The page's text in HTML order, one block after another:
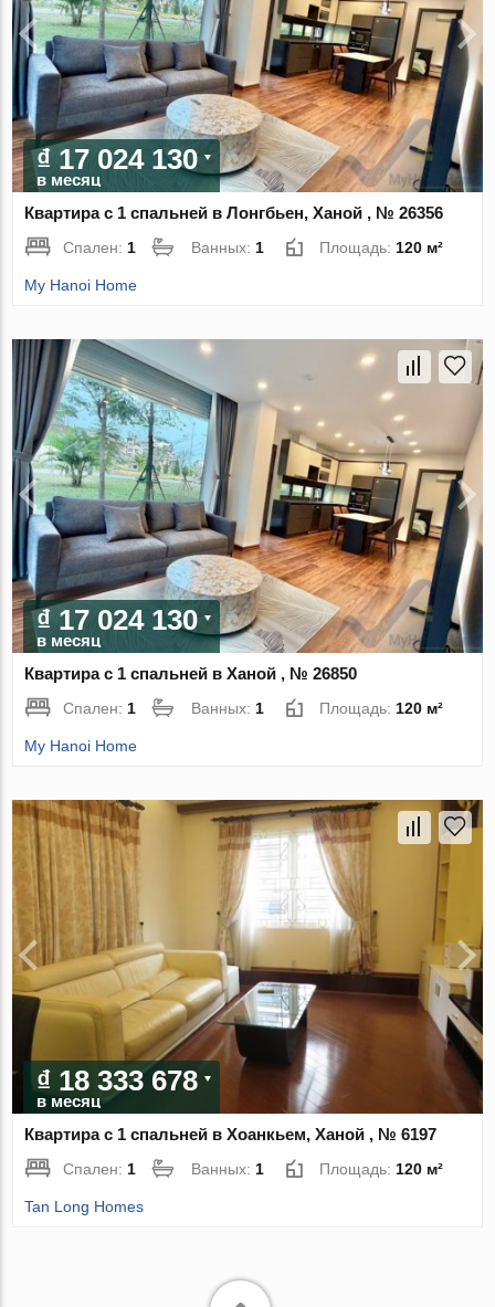
₫ 17 024 130
в месяц
Квартира с 1 спальней в Лонгбьен, Ханой , № 26356
Спален: 1 Ванных: 1 Площадь: 120 м²
My Hanoi Home
₫ 17 024 130
в месяц
Квартира с 1 спальней в Ханой , № 26850
Спален: 1 Ванных: 1 Площадь: 120 м²
My Hanoi Home
₫ 18 333 678
в месяц
Квартира с 1 спальней в Хоанкьем, Ханой , № 6197
Спален: 1 Ванных: 1 Площадь: 120 м²
Tan Long Homes